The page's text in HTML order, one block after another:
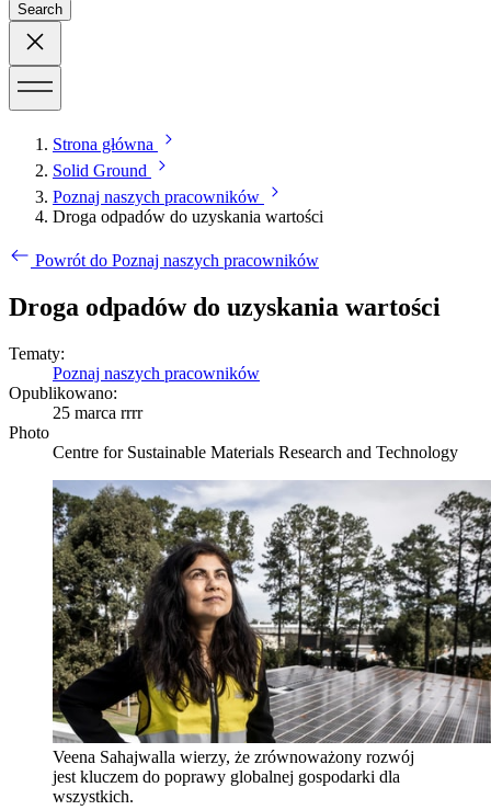
Search
Strona główna
Solid Ground
Poznaj naszych pracowników
Droga odpadów do uzyskania wartości
Powrót do Poznaj naszych pracowników
Droga odpadów do uzyskania wartości
Tematy:
Poznaj naszych pracowników
Opublikowano:
25 marca rrrr
Photo
Centre for Sustainable Materials Research and Technology
Veena Sahajwalla wierzy, że zrównoważony rozwój
jest kluczem do poprawy globalnej gospodarki dla
wszystkich.